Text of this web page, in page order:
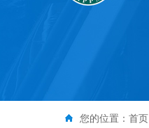
您的位置： 首页